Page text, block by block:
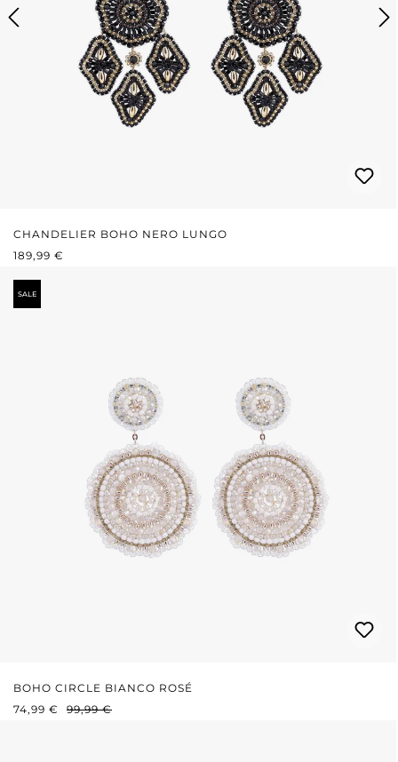
CHANDELIER BOHO NERO LUNGO
PREZZO NORMALE:
189,99 €
SALE
BOHO CIRCLE BIANCO ROSÉ
PREZZO DI VENDITA:
74,99 € PREZZO NORMALE:
99,99 €